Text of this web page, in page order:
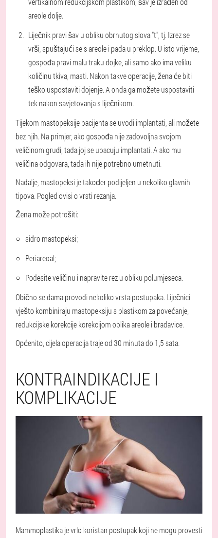
areole dolje.
Liječnik pravi šav u obliku obrnutog slova "t", tj. Izrez se
vrši, spuštajući se s areole i pada u preklop. U isto vrijeme,
gospođa pravi malu traku dojke, ali samo ako ima veliku
količinu tkiva, masti. Nakon takve operacije, žena će biti
teško uspostaviti dojenje. A onda ga možete uspostaviti
tek nakon savjetovanja s liječnikom.
Tijekom mastopeksije pacijenta se uvodi implantati, ali možete
bez njih. Na primjer, ako gospođa nije zadovoljna svojom
veličinom grudi, tada joj se ubacuju implantati. A ako mu
veličina odgovara, tada ih nije potrebno umetnuti.
Nadalje, mastopeksi je također podijeljen u nekoliko glavnih
tipova. Pogled ovisi o vrsti rezanja.
Žena može potrošiti:
sidro mastopeksi;
Periareoal;
Podesite veličinu i napravite rez u obliku polumjeseca.
Obično se dama provodi nekoliko vrsta postupaka. Liječnici
vješto kombiniraju mastopeksiju s plastikom za povećanje,
redukcijske korekcije korekcijom oblika areole i bradavice.
Općenito, cijela operacija traje od 30 minuta do 1,5 sata.
KONTRAINDIKACIJE I
KOMPLIKACIJE
Mammoplastika je vrlo koristan postupak koji ne mogu provesti